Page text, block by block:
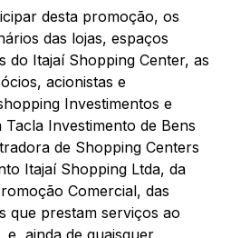
desta promoção, os
das lojas, espaços
do Itajaí Shopping Center, as
acionistas e
Investimentos e
Tacla Investimento de Bens
de Shopping Centers
Itajaí Shopping Ltda, da
Comercial, das
que prestam serviços ao
e, ainda de quaisquer